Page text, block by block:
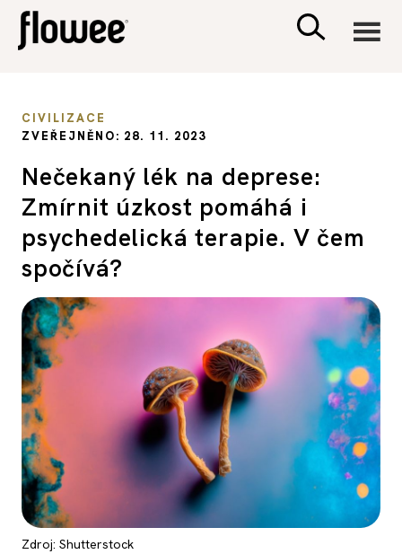
PSYCHOLOGIE
PORADNA
CIVILIZACE
ZVEŘEJNĚNO: 28. 11. 2023
Nečekaný lék na deprese:
Zmírnit úzkost pomáhá i
psychedelická terapie. V čem
spočívá?
Zdroj: Shutterstock